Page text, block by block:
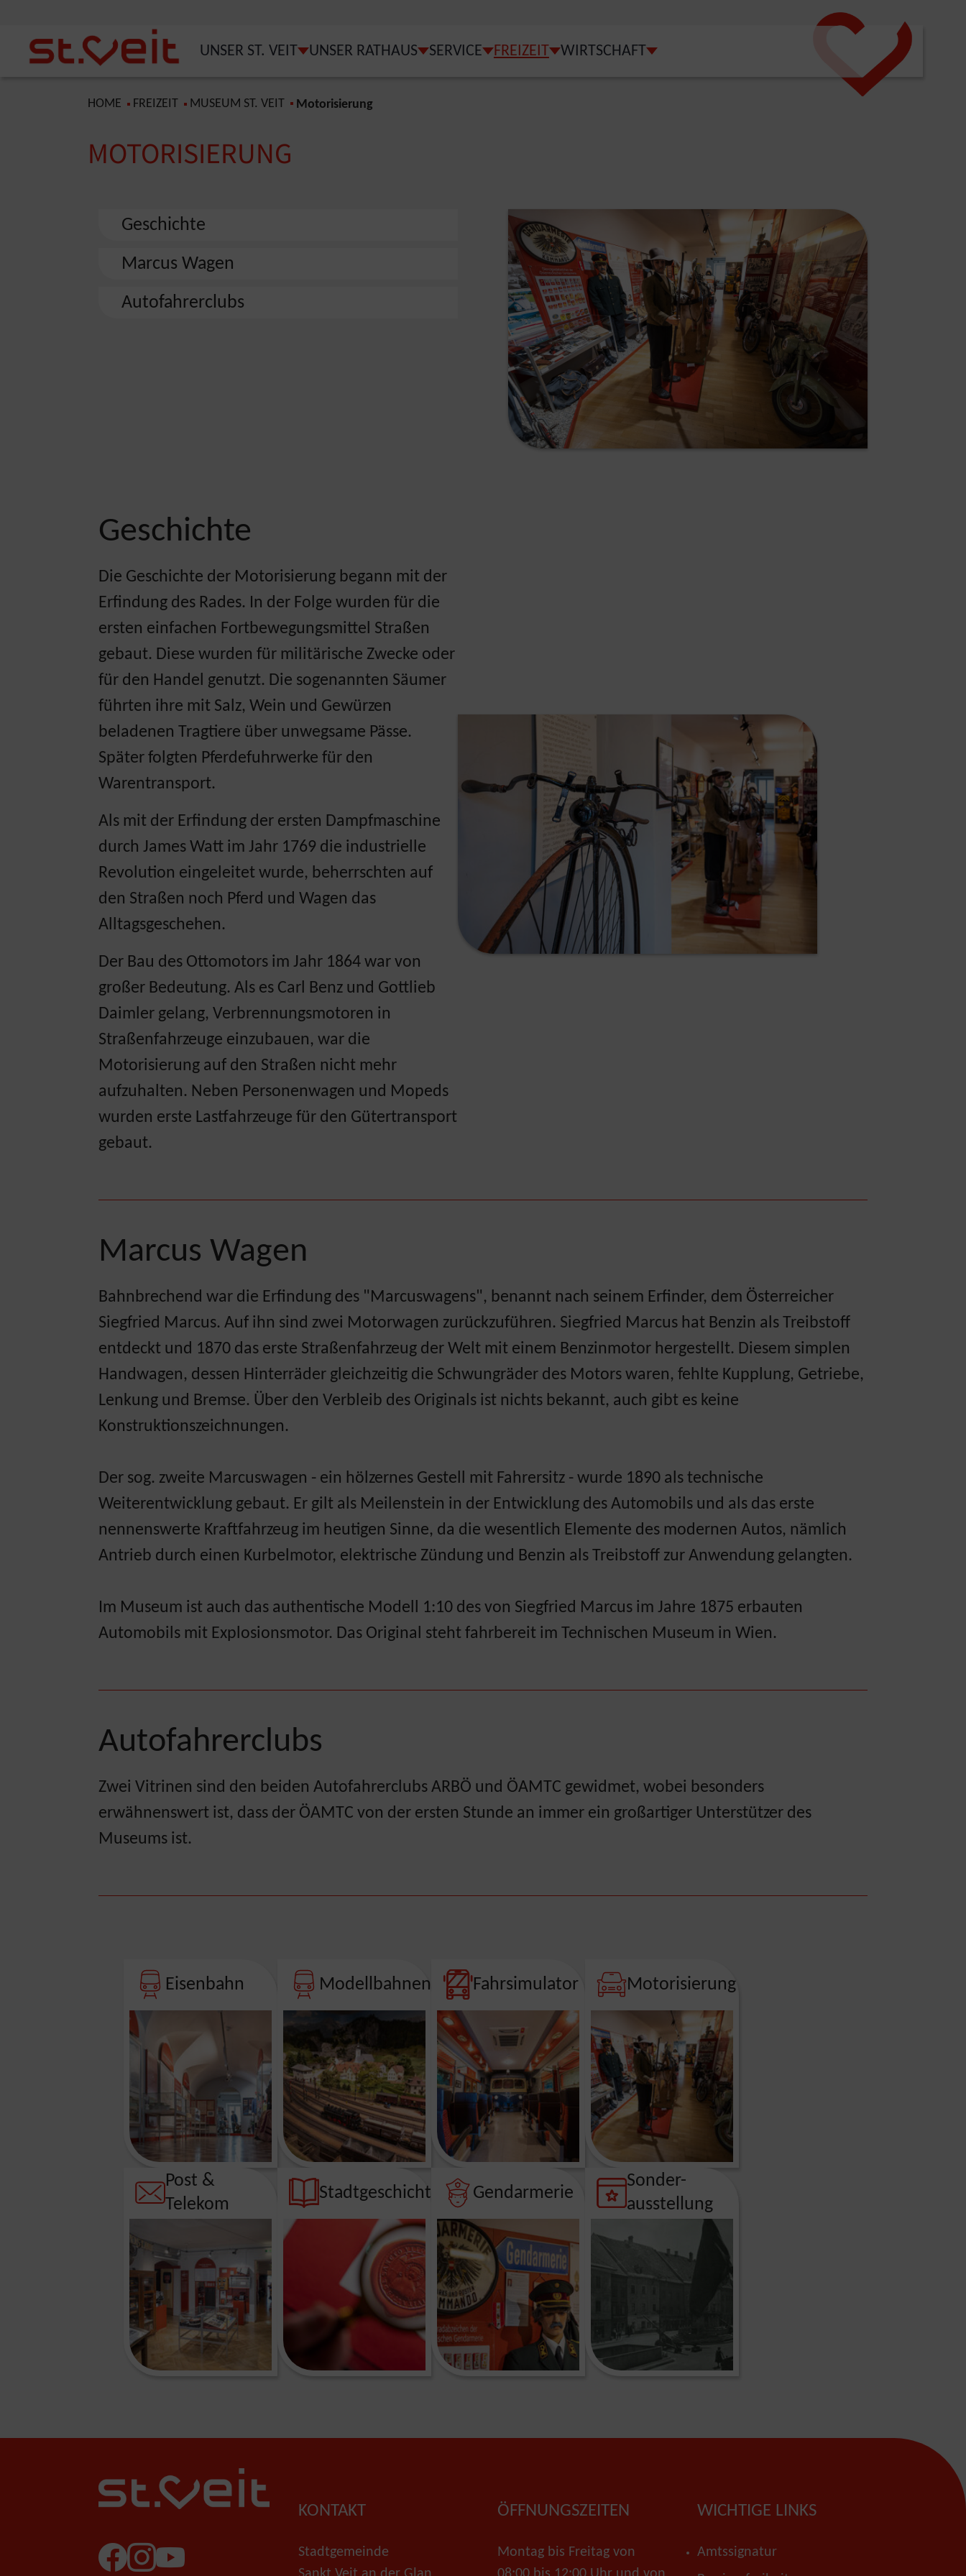
UNSER ST. VEIT
SUBMENU FOR "UNSER ST. VEIT"
UNSER RATHAUS
SUBMENU FOR "UNSER RATHAUS"
SERVICE
SUBMENU FOR "SERVICE"
FREIZEIT
SUBMENU FOR "FREIZEIT"
WIRTSCHAFT
HOME FREIZEIT MUSEUM ST. VEIT Motorisierung
MOTORISIERUNG
Geschichte
Marcus Wagen
Autofahrerclubs
Geschichte
Die Geschichte der Motorisierung begann mit der
Erfindung des Rades. In der Folge wurden für die
ersten einfachen Fortbewegungsmittel Straßen
gebaut. Diese wurden für militärische Zwecke oder
für den Handel genutzt. Die sogenannten Säumer
führten ihre mit Salz, Wein und Gewürzen
beladenen Tragtiere über unwegsame Pässe.
Später folgten Pferdefuhrwerke für den
Warentransport.
Als mit der Erfindung der ersten Dampfmaschine
durch James Watt im Jahr 1769 die industrielle
Revolution eingeleitet wurde, beherrschten auf
den Straßen noch Pferd und Wagen das
Alltagsgeschehen.
Der Bau des Ottomotors im Jahr 1864 war von
großer Bedeutung. Als es Carl Benz und Gottlieb
Daimler gelang, Verbrennungsmotoren in
Straßenfahrzeuge einzubauen, war die
Motorisierung auf den Straßen nicht mehr
aufzuhalten. Neben Personenwagen und Mopeds
wurden erste Lastfahrzeuge für den Gütertransport
gebaut.
Marcus Wagen
Bahnbrechend war die Erfindung des "Marcuswagens", benannt nach seinem Erfinder, dem Österreicher
Siegfried Marcus. Auf ihn sind zwei Motorwagen zurückzuführen. Siegfried Marcus hat Benzin als Treibstoff
entdeckt und 1870 das erste Straßenfahrzeug der Welt mit einem Benzinmotor hergestellt. Diesem simplen
Handwagen, dessen Hinterräder gleichzeitig die Schwungräder des Motors waren, fehlte Kupplung, Getriebe,
Lenkung und Bremse. Über den Verbleib des Originals ist nichts bekannt, auch gibt es keine
Konstruktionszeichnungen.
Der sog. zweite Marcuswagen - ein hölzernes Gestell mit Fahrersitz - wurde 1890 als technische
Weiterentwicklung gebaut. Er gilt als Meilenstein in der Entwicklung des Automobils und als das erste
nennenswerte Kraftfahrzeug im heutigen Sinne, da die wesentlich Elemente des modernen Autos, nämlich
Antrieb durch einen Kurbelmotor, elektrische Zündung und Benzin als Treibstoff zur Anwendung gelangten.
Im Museum ist auch das authentische Modell 1:10 des von Siegfried Marcus im Jahre 1875 erbauten
Automobils mit Explosionsmotor. Das Original steht fahrbereit im Technischen Museum in Wien.
Autofahrerclubs
Zwei Vitrinen sind den beiden Autofahrerclubs ARBÖ und ÖAMTC gewidmet, wobei besonders
erwähnenswert ist, dass der ÖAMTC von der ersten Stunde an immer ein großartiger Unterstützer des
Museums ist.
Eisenbahn Modellbahnen Fahrsimulator Motorisierung
Post &
Telekom
Stadtgeschichte Gendarmerie
Sonder-
ausstellung
FacebookInstagramYouTube
KONTAKT
Stadtgemeinde
ÖFFNUNGSZEITEN
Montag bis Freitag von
WICHTIGE LINKS
Amtssignatur